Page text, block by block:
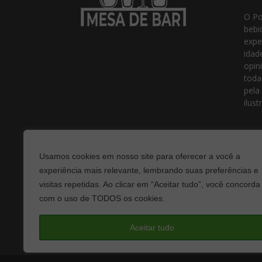
Usamos cookies em nosso site para oferecer a você a
experiência mais relevante, lembrando suas preferências e
visitas repetidas. Ao clicar em “Aceitar tudo”, você concorda
com o uso de TODOS os cookies.
Aceitar tudo
O